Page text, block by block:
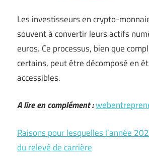
Les investisseurs en crypto-
souvent à convertir leurs actifs
euros. Ce processus, bien que
certains, peut être décomposé en
accessibles.
A lire en complément :
Raisons pour lesquelles l’année
du relevé de carrière